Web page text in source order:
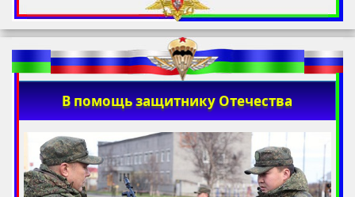
В помощь защитнику Отечества